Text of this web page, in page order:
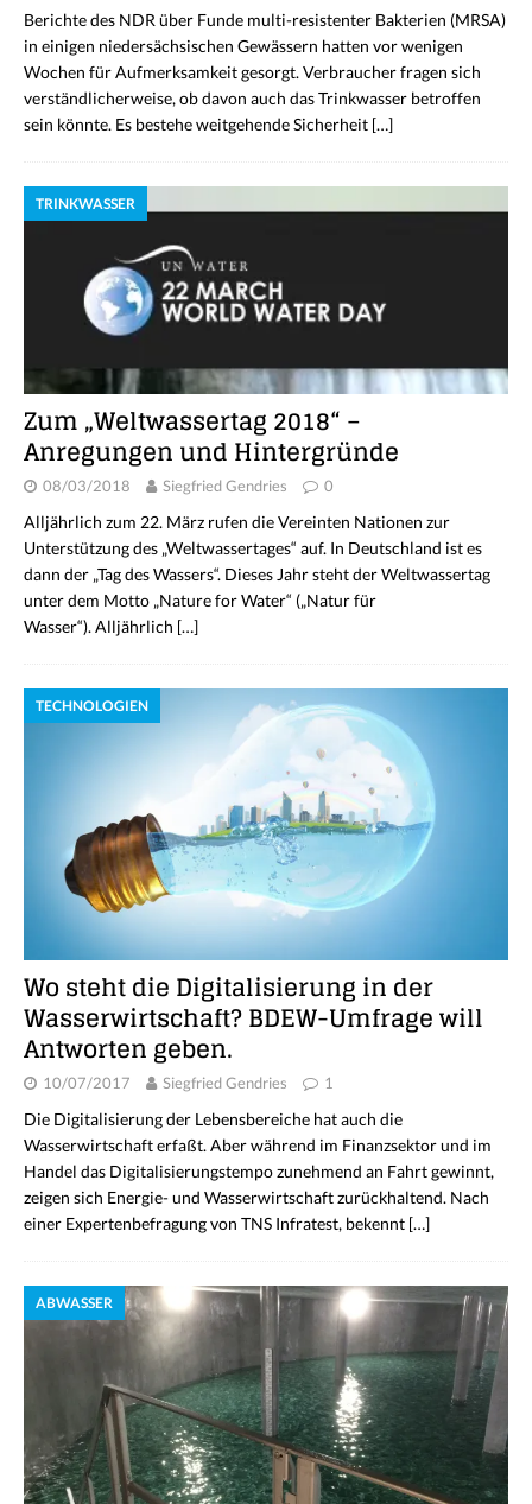
Berichte des NDR über Funde multi-resistenter Bakterien (MRSA)
in einigen niedersächsischen Gewässern hatten vor wenigen
Wochen für Aufmerksamkeit gesorgt. Verbraucher fragen sich
verständlicherweise, ob davon auch das Trinkwasser betroffen
sein könnte. Es bestehe weitgehende Sicherheit […]
TRINKWASSER
Zum „Weltwassertag 2018“ –
Anregungen und Hintergründe
08/03/2018 Siegfried Gendries 0
Alljährlich zum 22. März rufen die Vereinten Nationen zur
Unterstützung des „Weltwassertages“ auf. In Deutschland ist es
dann der „Tag des Wassers“. Dieses Jahr steht der Weltwassertag
unter dem Motto „Nature for Water“ („Natur für
Wasser“). Alljährlich […]
TECHNOLOGIEN
Wo steht die Digitalisierung in der
Wasserwirtschaft? BDEW-Umfrage will
Antworten geben.
10/07/2017 Siegfried Gendries 1
Die Digitalisierung der Lebensbereiche hat auch die
Wasserwirtschaft erfaßt. Aber während im Finanzsektor und im
Handel das Digitalisierungstempo zunehmend an Fahrt gewinnt,
zeigen sich Energie- und Wasserwirtschaft zurückhaltend. Nach
einer Expertenbefragung von TNS Infratest, bekennt […]
ABWASSER